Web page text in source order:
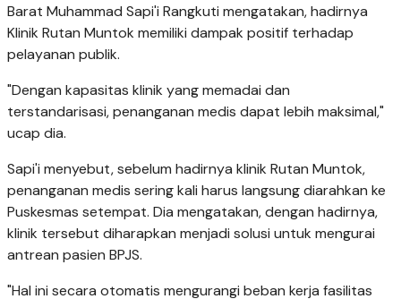
Barat Muhammad Sapi'i Rangkuti mengatakan, hadirnya
Klinik Rutan Muntok memiliki dampak positif terhadap
pelayanan publik.
"Dengan kapasitas klinik yang memadai dan
terstandarisasi, penanganan medis dapat lebih maksimal,"
ucap dia.
Sapi'i menyebut, sebelum hadirnya klinik Rutan Muntok,
penanganan medis sering kali harus langsung diarahkan ke
Puskesmas setempat. Dia mengatakan, dengan hadirnya,
klinik tersebut diharapkan menjadi solusi untuk mengurai
antrean pasien BPJS.
"Hal ini secara otomatis mengurangi beban kerja fasilitas